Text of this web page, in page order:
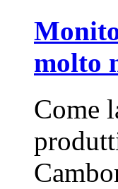
molto
Come